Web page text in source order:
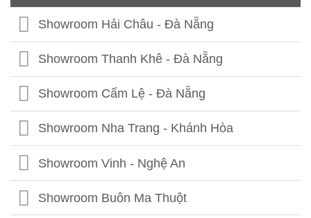
Showroom Thái Thịnh - Hà Nội
Showroom Lê Chân - Hải Phòng
Showroom Hạ Long - Quảng Ninh
Showroom Bắc Ninh
Showroom Hưng Yên
Showroom Thái Bình
Showroom Hải Châu - Đà Nẵng
Showroom Thanh Khê - Đà Nẵng
Showroom Cẩm Lệ - Đà Nẵng
Showroom Nha Trang - Khánh Hòa
Showroom Vinh - Nghệ An
Showroom Buôn Ma Thuột